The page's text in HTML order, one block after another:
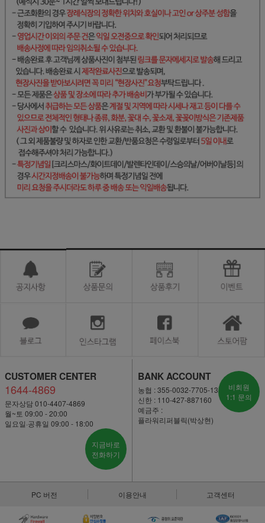
CUSTOMER CENTER
1644-4869
문자상담 010-4407-4869
월~토 09:00 - 20:00
일요일·공휴일 09:00 - 18:00
지금바로
전화하기
BANK ACCOUNT
농협 : 355-0032-7705-13
신한 : 110-427-887160
예금주 :
플라워리퍼블릭(박상현)
비회원
1:1 문의
PC 버전 이용안내 고객센터